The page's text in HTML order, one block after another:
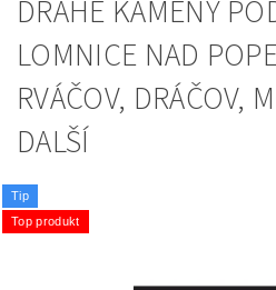
DRAHÉ KAMENY
LOMNICE NAD
RVÁČOV, DRÁČOV,
DALŠÍ
Tip
Top produkt